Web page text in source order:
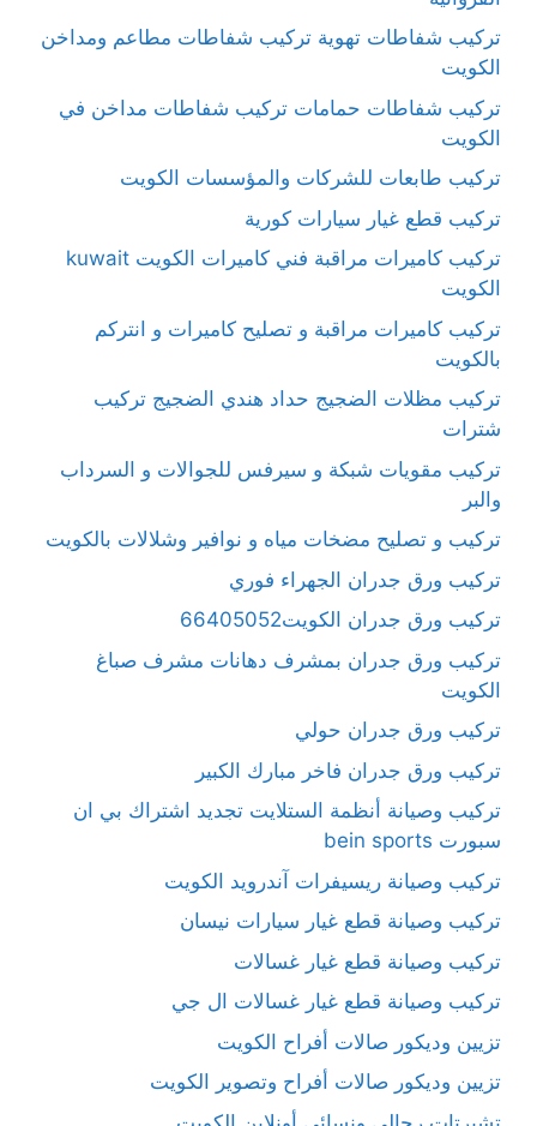
تركيب شفاطات تهوية تركيب شفاطات مطاعم ومداخن
الكويت
تركيب شفاطات حمامات تركيب شفاطات مداخن في
الكويت
تركيب طابعات للشركات والمؤسسات الكويت
تركيب قطع غيار سيارات كورية
تركيب كاميرات مراقبة فني كاميرات الكويت kuwait
الكويت
تركيب كاميرات مراقبة و تصليح كاميرات و انتركم
بالكويت
تركيب مظلات الضجيج حداد هندي الضجيج تركيب
شترات
تركيب مقويات شبكة و سيرفس للجوالات و السرداب
والبر
تركيب و تصليح مضخات مياه و نوافير وشلالات بالكويت
تركيب ورق جدران الجهراء فوري
تركيب ورق جدران الكويت66405052
تركيب ورق جدران بمشرف دهانات مشرف صباغ
الكويت
تركيب ورق جدران حولي
تركيب ورق جدران فاخر مبارك الكبير
تركيب وصيانة أنظمة الستلايت تجديد اشتراك بي ان
سبورت bein sports
تركيب وصيانة ريسيفرات آندرويد الكويت
تركيب وصيانة قطع غيار سيارات نيسان
تركيب وصيانة قطع غيار غسالات
تركيب وصيانة قطع غيار غسالات ال جي
تزيين وديكور صالات أفراح الكويت
تزيين وديكور صالات أفراح وتصوير الكويت